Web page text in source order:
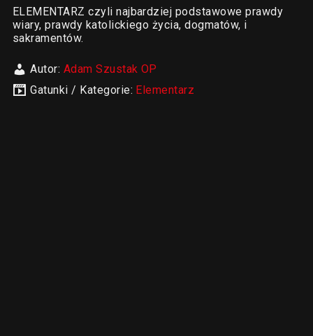
ELEMENTARZ czyli najbardziej podstawowe prawdy
wiary, prawdy katolickiego życia, dogmatów, i
sakramentów.
Autor: Adam Szustak OP
Gatunki / Kategorie: Elementarz